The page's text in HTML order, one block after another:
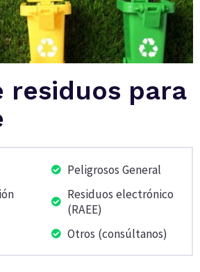
residuos para
Peligrosos General
Residuos electrónico
(RAEE)
Otros (consúltanos)